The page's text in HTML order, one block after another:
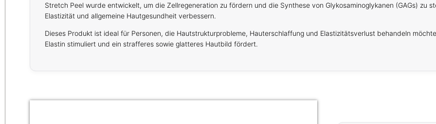
Stretch Peel wurde entwickelt, um die Zellregeneration zu fördern und die Synthese von Glykosaminoglykanen (GAGs) zu
Elastizität und allgemeine Hautgesundheit verbessern.
Dieses Produkt ist ideal für Personen, die Hautstrukturprobleme, Hauterschlaffung und Elastizitätsverlust behandeln
Elastin stimuliert und ein strafferes sowie glatteres Hautbild fördert.